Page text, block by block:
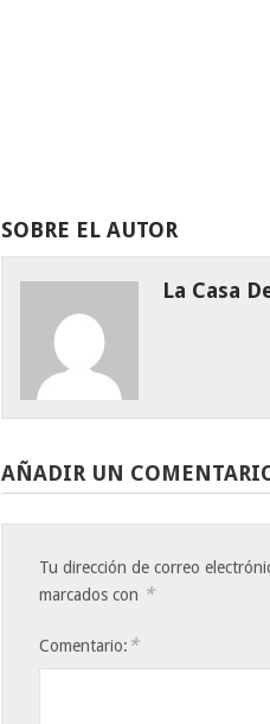
SOBRE EL AUTOR
La Casa
AÑADIR UN
Tu dirección de correo
marcados con *
Comentario: *